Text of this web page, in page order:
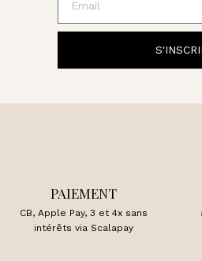
PAIEMENT
CB, Apple Pay, 3 et 4x sans
intérêts via Scalapay